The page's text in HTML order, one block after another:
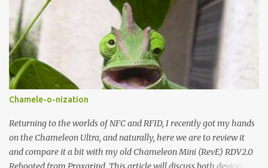
numerosas. Una de las últimas variantes se llama TeslaCrypt y
parece ser un derivado del ransomware CryptoLocker original .
Este ransomware está dirigido específicamente a gamers y,
aunque dice estar usando RSA-2048 asimétrico para cifrar
archivos, realmente está usando AES simétrico , lo que ha
permitido a Talos Group ( Talos Security Intelligence & Research
Group ) desarrollar una herramienta que descifra los archivos...
2015 . Ambas muestras implementaban los siguientes algoritmos
de hash: - SHA1 - SHA256 - RIPEMD160 - BASE58 - BASE64
Chamele-o-nization
Returning to the worlds of NFC and RFID, I recently got my hands
on the Chameleon Ultra, and naturally, here we are to review it
and compare it a bit with my old Chameleon Mini (RevE) RDV2.0